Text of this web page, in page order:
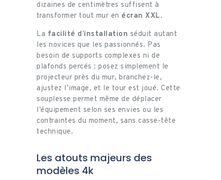
dizaines de centimètres suffisent à
transformer tout mur en écran XXL.
La facilité d’installation séduit autant
les novices que les passionnés. Pas
besoin de supports complexes ni de
plafonds percés : posez simplement le
projecteur près du mur, branchez-le,
ajustez l’image, et le tour est joué. Cette
souplesse permet même de déplacer
l’équipement selon ses envies ou les
contraintes du moment, sans casse-tête
technique.
Les atouts majeurs des
modèles 4k